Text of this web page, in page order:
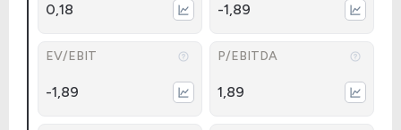
0,18 -1,89
EV/EBIT
-1,89
P/EBITDA
1,89